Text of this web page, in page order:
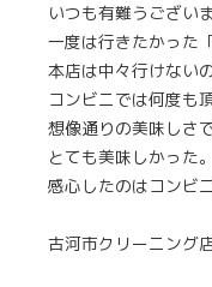
いつも有難うございま
一度は行きたかった
本店は中々行けない
コンビニでは何度も
想像通りの美味しさ
とても美味しかった。
感心したのはコンビ
古河市クリーニン